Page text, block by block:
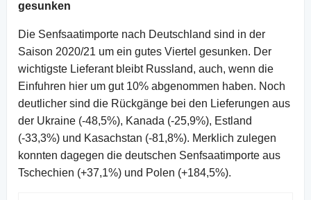
gesunken
Die Senfsaatimporte nach Deutschland sind in der
Saison 2020/21 um ein gutes Viertel gesunken. Der
wichtigste Lieferant bleibt Russland, auch, wenn die
Einfuhren hier um gut 10% abgenommen haben. Noch
deutlicher sind die Rückgänge bei den Lieferungen aus
der Ukraine (-48,5%), Kanada (-25,9%), Estland
(-33,3%) und Kasachstan (-81,8%). Merklich zulegen
konnten dagegen die deutschen Senfsaatimporte aus
Tschechien (+37,1%) und Polen (+184,5%).